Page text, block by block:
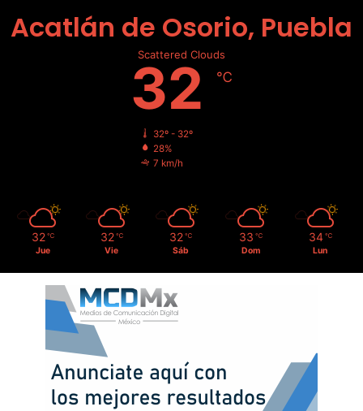
Acatlán de Osorio, Puebla
Scattered Clouds
32 ℃
32º - 32º
28%
7 km/h
32 ℃
Jue
32 ℃
Vie
32 ℃
Sáb
33 ℃
Dom
34 ℃
Lun